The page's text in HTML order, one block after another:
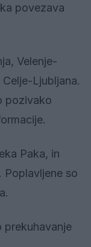
povezava
Velenje-
Ljubljana.
pozivako
Paka, in
Poplavljene so
prekuhavanje